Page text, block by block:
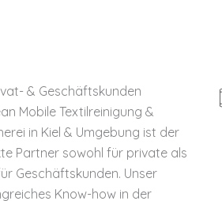
& Geschäftskunden
Mobile Textilreinigung &
in Kiel & Umgebung ist der
Partner sowohl für private als
Geschäftskunden. Unser
Know-how in der